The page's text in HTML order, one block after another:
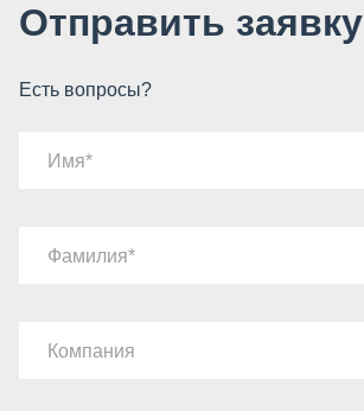
Отправить заявку
Есть вопросы?
Имя
Фамилия
Компания